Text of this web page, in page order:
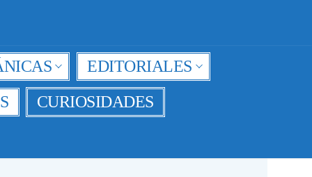
EDITORIALES
CURIOSIDADES